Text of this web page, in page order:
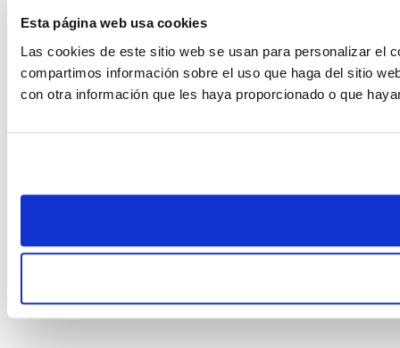
Esta página web usa cookies
Las cookies de este sitio web se usan para personalizar el
compartimos información sobre el uso que haga del sitio
con otra información que les haya proporcionado o que